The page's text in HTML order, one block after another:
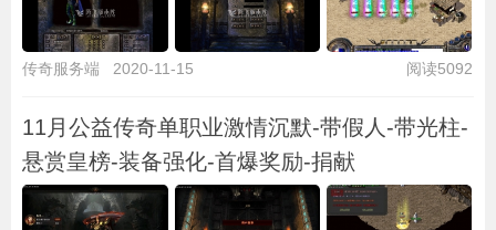
传奇服务端 2020-11-15 阅读5092
11月公益传奇单职业激情沉默-带假人-带光柱-
悬赏皇榜-装备强化-首爆奖励-捐献